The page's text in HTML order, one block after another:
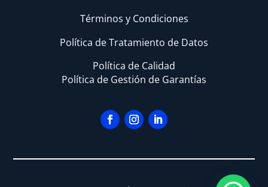
Términos y Condiciones
Política de Tratamiento de Datos
Política de Calidad
Política de Gestión de Garantías